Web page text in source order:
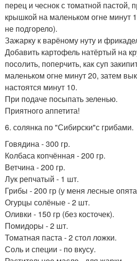
перец и чеснок с томатной пастой,
крышкой на маленьком огне минут
не подгорело).
Зажарку к варёному нуту и
Добавить картофель натёртый на
посолить, поперчить, как суп
маленьком огне минут 20, затем
настоятся минут 10.
При подаче посыпать зеленью.
Приятного аппетита!
6. солянка по "Сибирски"с грибами.
Говядина - 300 гр.
Колбаса копчённая - 200 гр.
Ветчина - 200 гр.
Лук репчатый - 1 шт.
Грибы - 200 гр (у меня лесные
Огурцы солёные - 2 шт.
Оливки - 150 гр (без косточек).
Помидоры - 2 шт.
Томатная паста - 2 стол ложки.
Соль и специи - по вкусу.